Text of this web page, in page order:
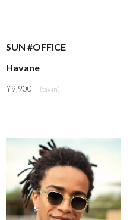
SUN #OFFICE
Havane
¥9,900